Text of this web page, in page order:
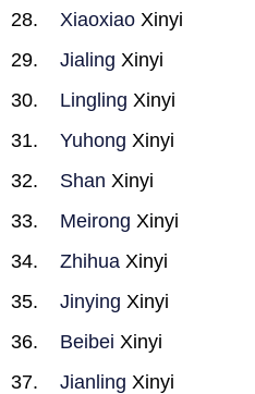
Xiaoxiao Xinyi
Jialing Xinyi
Lingling Xinyi
Yuhong Xinyi
Shan Xinyi
Meirong Xinyi
Zhihua Xinyi
Jinying Xinyi
Beibei Xinyi
Jianling Xinyi